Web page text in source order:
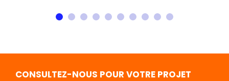
2 3 4
CONSULTEZ-NOUS POUR VOTRE PROJET